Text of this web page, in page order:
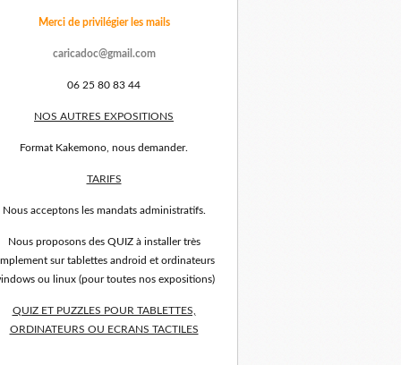
Merci de privilégier les mails
caricadoc@gmail.com
06 25 80 83 44
NOS AUTRES EXPOSITIONS
Format Kakemono, nous demander.
TARIFS
Nous acceptons les mandats administratifs.
Nous proposons des QUIZ à installer très
sur tablettes android et ordinateurs
ou linux (pour toutes nos expositions)
QUIZ ET PUZZLES POUR TABLETTES,
ORDINATEURS OU ECRANS TACTILES